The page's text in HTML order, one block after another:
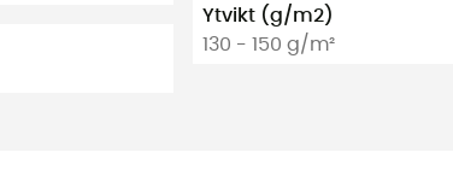
Ytvikt (g/m2)
130 - 150 g/m²